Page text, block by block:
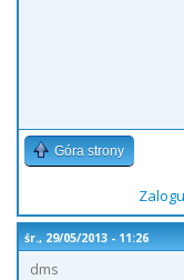
Góra strony
śr., 29/05/2013 - 11:26
dms